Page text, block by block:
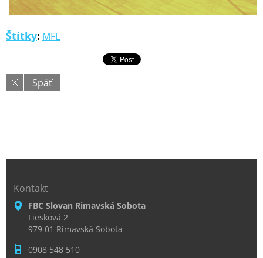
Štítky: MFL
Späť
Kontakt
FBC Slovan Rimavská Sobota
Liesková 2
979 01 Rimavská Sobota
0908 548 510